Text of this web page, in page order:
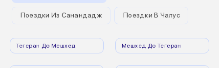
Поездки Из Санандадж Поездки В Чалус
Тегеран До Мешхед Мешхед До Тегеран